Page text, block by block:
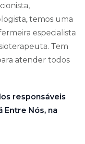
temos uma
especialista
Tem
atender todos
responsáveis
Entre Nós, na